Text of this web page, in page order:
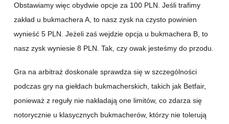
Obstawiamy więc obydwie opcje za 100 PLN. Jeśli trafimy
zakład u bukmachera A, to nasz zysk na czysto powinien
wynieść 5 PLN. Jeżeli zaś wejdzie opcja u bukmachera B, to
nasz zysk wyniesie 8 PLN. Tak, czy owak jesteśmy do przodu.
Gra na arbitraż doskonale sprawdza się w szczególności
podczas gry na giełdach bukmacherskich, takich jak Betfair,
ponieważ z reguły nie nakładają one limitów, co zdarza się
notorycznie u klasycznych bukmacherów, którzy nie tolerują